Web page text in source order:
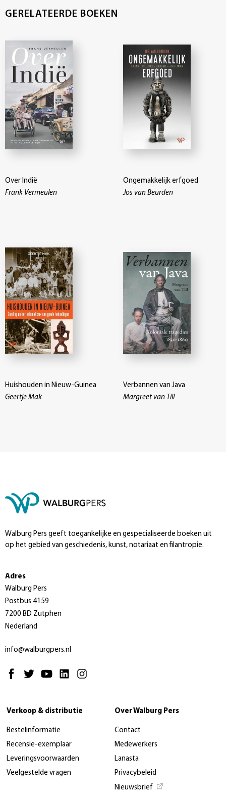
GERELATEERDE BOEKEN
Over Indië
Frank Vermeulen
Ongemakkelijk erfgoed
Jos van Beurden
Huishouden in Nieuw-Guinea
Geertje Mak
Verbannen van Java
Margreet van Till
Walburg Pers geeft toegankelijke en gespecialiseerde boeken uit
op het gebied van geschiedenis, kunst, notariaat en filantropie.
Adres
Walburg Pers
Postbus 4159
7200 BD Zutphen
Nederland
info@walburgpers.nl
Verkoop & distributie
Bestelinformatie
Recensie-exemplaar
Leveringsvoorwaarden
Veelgestelde vragen
Over Walburg Pers
Contact
Medewerkers
Lanasta
Privacybeleid
Nieuwsbrief